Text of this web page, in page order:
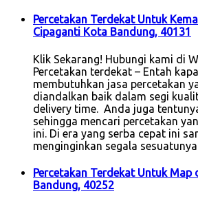
Percetakan Terdekat Untuk
Cipaganti Kota Bandung, 40131
Klik Sekarang! Hubungi kami di
Percetakan terdekat – Entah
membutuhkan jasa percetakan
diandalkan baik dalam segi
delivery time. Anda juga
sehingga mencari percetakan
ini. Di era yang serba cepat ini
menginginkan segala
Percetakan Terdekat Untuk Map
Bandung, 40252